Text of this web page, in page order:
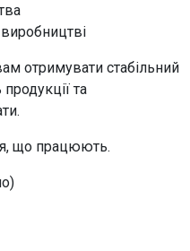
отримувати стабільний
та
що працюють.